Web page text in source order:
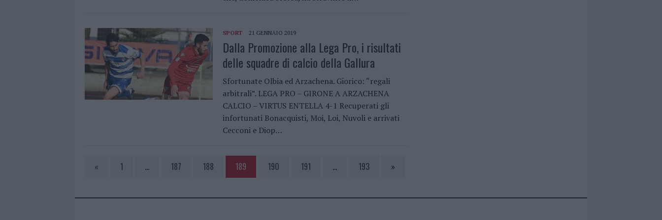
SPORT 21 GENNAIO 2019
Dalla Promozione alla Lega Pro, i risultati
delle squadre di calcio della Gallura
Sfortunate Olbia ed Arzachena. Giorico: “regali
arbitrali”. LEGA PRO – GIRONE A ARZACHENA
CALCIO – VIRTUS ENTELLA 4-1 Recuperati gli
infortunati Bonacquisti, Moi, Loi, Nuvoli e arrivati
Cecconi e Diop…
« 1 … 187 188 189 190 191 … 193 »